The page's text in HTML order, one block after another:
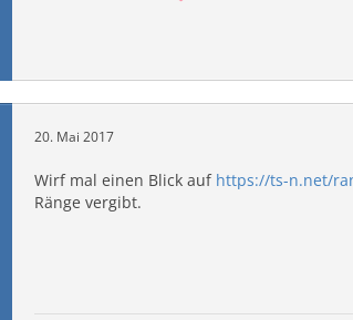
20. Mai 2017
Wirf mal einen Blick auf https://ts-n.net/
Ränge vergibt.